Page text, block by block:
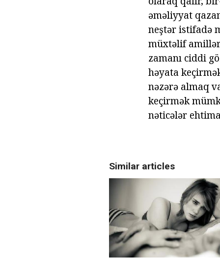
əməliyyat
neştər istifadə
müxtəlif
zamanı ciddi
həyata
nəzərə almaq
keçirmək
nəticələr
Similar articles